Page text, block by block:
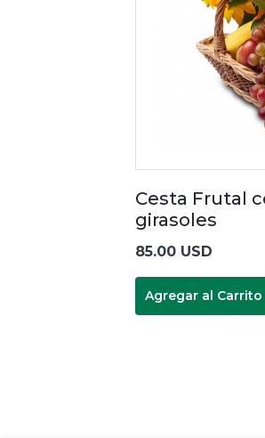
Cesta Frutal
girasoles
85.00 USD
Agregar al Carrito